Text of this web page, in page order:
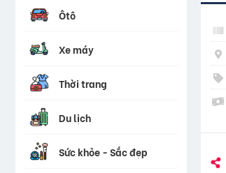
Ôtô
Xe máy
Thời trang
Du lịch
Sức khỏe - Sắc đẹp